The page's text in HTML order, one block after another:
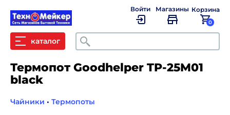
каталог Поиск
Войти Магазины Корзина
0
Термопот Goodhelper TP-25M01
black
Чайники • Термопоты